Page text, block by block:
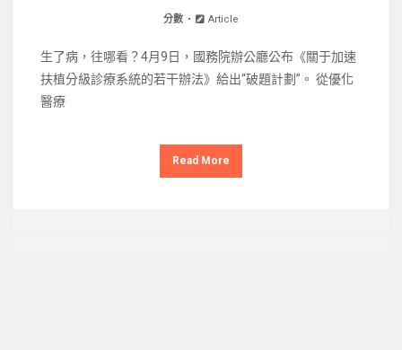
分數 Article
生了病，往哪看？4月9日，國務院辦公廳公布《關于加速
扶植分級診療系統的若干辦法》給出“破題計劃”。 從優化
醫療
Read More